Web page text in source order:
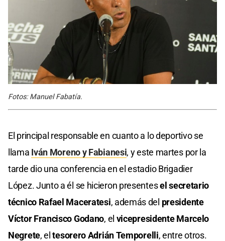
Fotos: Manuel Fabatía.
El principal responsable en cuanto a lo deportivo se
llama Iván Moreno y Fabianesi, y este martes por la
tarde dio una conferencia en el estadio Brigadier
López. Junto a él se hicieron presentesel secretario
técnico Rafael Maceratesi, además del presidente
Víctor Francisco Godano, el vicepresidente Marcelo
Negrete, eltesorero Adrián Temporelli, entre otros.